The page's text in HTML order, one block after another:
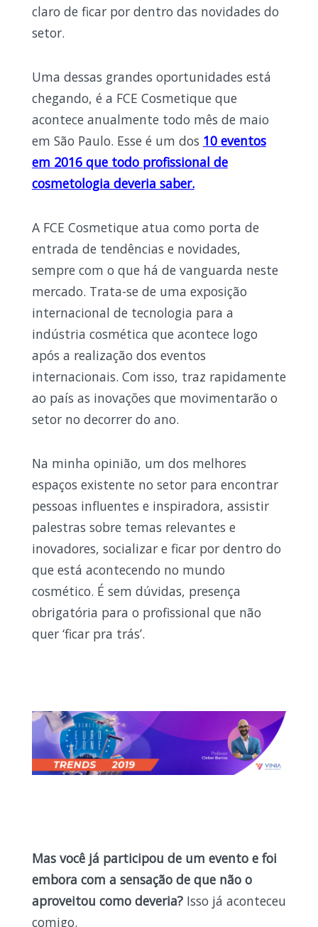
claro de ficar por dentro das novidades do
setor.
Uma dessas grandes oportunidades está
chegando, é a FCE Cosmetique que
acontece anualmente todo mês de maio
em São Paulo. Esse é um dos 10 eventos
em 2016 que todo profissional de
cosmetologia deveria saber.
A FCE Cosmetique atua como porta de
entrada de tendências e novidades,
sempre com o que há de vanguarda neste
mercado. Trata-se de uma exposição
internacional de tecnologia para a
indústria cosmética que acontece logo
após a realização dos eventos
internacionais. Com isso, traz rapidamente
ao país as inovações que movimentarão o
setor no decorrer do ano.
Na minha opinião, um dos melhores
espaços existente no setor para encontrar
pessoas influentes e inspiradora, assistir
palestras sobre temas relevantes e
inovadores, socializar e ficar por dentro do
que está acontecendo no mundo
cosmético. É sem dúvidas, presença
obrigatória para o profissional que não
quer ‘ficar pra trás’.
Mas você já participou de um evento e foi
embora com a sensação de que não o
aproveitou como deveria?Isso já aconteceu
comigo.